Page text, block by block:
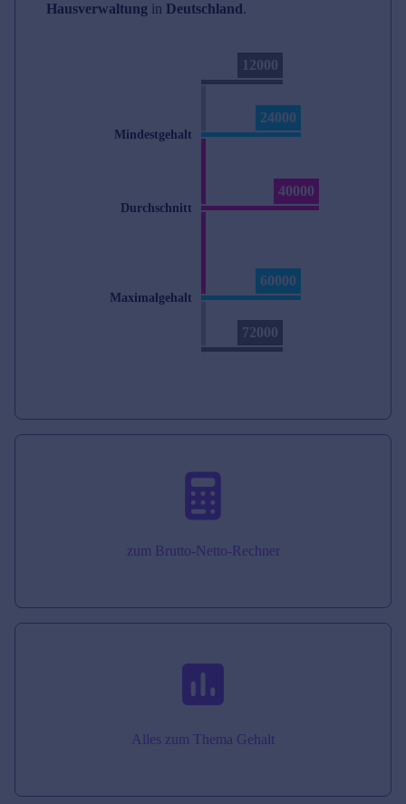
Hausverwaltung in Deutschland.
12000
24000
Mindestgehalt
40000
Durchschnitt
60000
Maximalgehalt
72000
zum Brutto-Netto-Rechner
Alles zum Thema Gehalt